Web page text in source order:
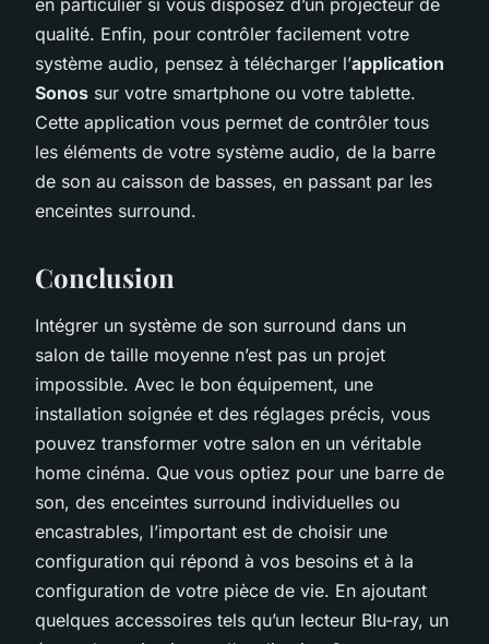
qualité. Enfin, pour contrôler facilement votre
système audio, pensez à télécharger l’application
Sonos sur votre smartphone ou votre tablette.
Cette application vous permet de contrôler tous
les éléments de votre système audio, de la barre
de son au caisson de basses, en passant par les
enceintes surround.
Conclusion
Intégrer un système de son surround dans un
salon de taille moyenne n’est pas un projet
impossible. Avec le bon équipement, une
installation soignée et des réglages précis, vous
pouvez transformer votre salon en un véritable
home cinéma. Que vous optiez pour une barre de
son, des enceintes surround individuelles ou
encastrables, l’important est de choisir une
configuration qui répond à vos besoins et à la
configuration de votre pièce de vie. En ajoutant
quelques accessoires tels qu’un lecteur Blu-ray, un